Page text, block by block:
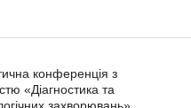
конференція з
«Діагностика та